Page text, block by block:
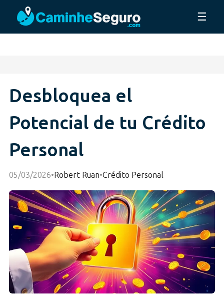
☰
Desbloquea el
Potencial de tu Crédito
Personal
05/03/2026•Robert Ruan•Crédito Personal